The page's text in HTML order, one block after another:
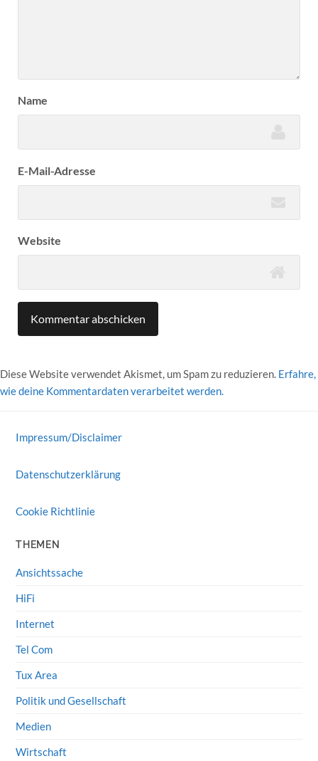
Name
E-Mail-Adresse
Website
Diese Website verwendet Akismet, um Spam zu reduzieren. Erfahre,
wie deine Kommentardaten verarbeitet werden.
Impressum/Disclaimer
Datenschutzerklärung
Cookie Richtlinie
THEMEN
Ansichtssache
HiFi
Internet
Tel Com
Tux Area
Politik und Gesellschaft
Medien
Wirtschaft